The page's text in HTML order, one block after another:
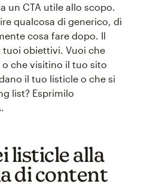
un CTA utile allo scopo.
qualcosa di generico, dì
cosa fare dopo. Il
obiettivi. Vuoi che
che visitino il tuo sito
il tuo listicle o che si
list? Esprimilo
listicle alla
di content